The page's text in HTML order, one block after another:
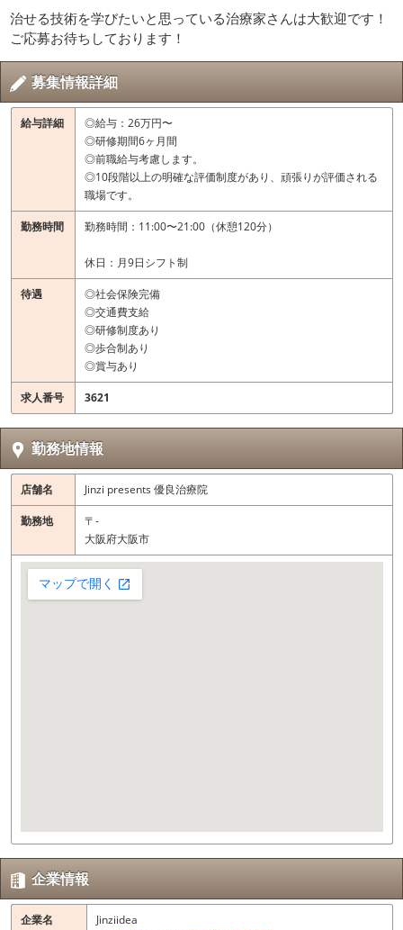
治せる技術を学びたいと思っている治療家さんは大歓迎です！
ご応募お待ちしております！
募集情報詳細
給与詳細
◎給与：26万円〜
◎研修期間6ヶ月間
◎前職給与考慮します。
◎10段階以上の明確な評価制度があり、頑張りが評価される
職場です。
勤務時間 勤務時間：11:00〜21:00（休憩120分）
休日：月9日シフト制
待遇
◎社会保険完備
◎交通費支給
◎研修制度あり
◎歩合制あり
◎賞与あり
求人番号 3621
勤務地情報
店舗名 Jinzi presents 優良治療院
勤務地
〒-
大阪府大阪市
企業情報
企業名 Jinziidea